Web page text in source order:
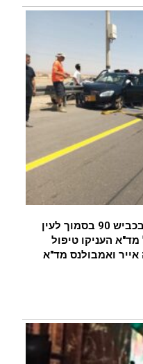
רכב שהתנגש במעקה בטיחות בכביש 90 בסמוך לעין
העניקו טיפול
ואמבולנס מד"א